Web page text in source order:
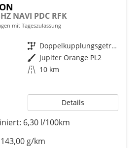
NAVI PDC RFK
mit Tageszulassung
Getriebe
Doppelkupplungsgetriebe (DSG)
Außenfarbe Jupiter Orange PL2
Kilometerstand 10 km
Details
6,30 l/100km
143,00 g/km